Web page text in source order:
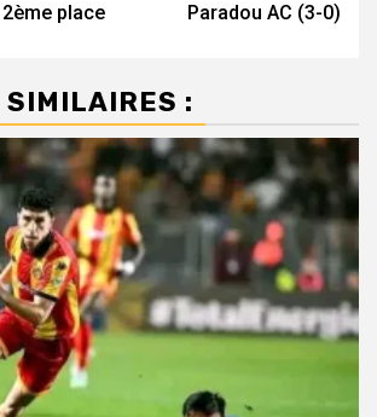
place
Paradou AC (3-0)
: